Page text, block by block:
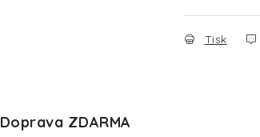
Tisk
Doprava ZDARMA